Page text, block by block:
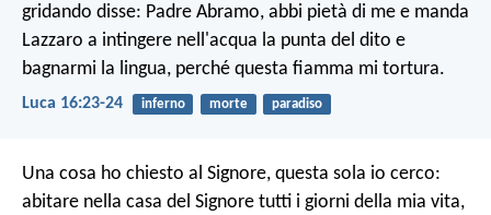
gridando disse: Padre Abramo, abbi pietà di me e manda
Lazzaro a intingere nell'acqua la punta del dito e
bagnarmi la lingua, perché questa fiamma mi tortura.
Luca 16:23-24 inferno morte paradiso
Una cosa ho chiesto al Signore, questa sola io cerco:
abitare nella casa del Signore tutti i giorni della mia vita,